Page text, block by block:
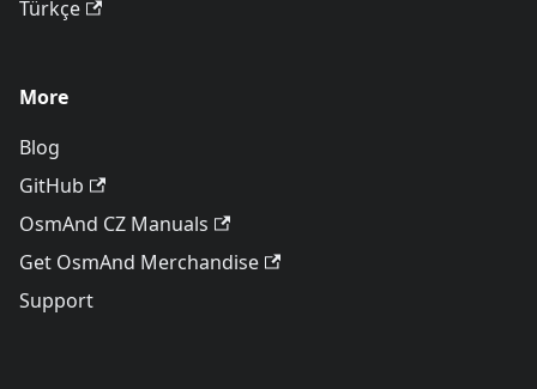
Türkçe
More
Blog
GitHub
OsmAnd CZ Manuals
Get OsmAnd Merchandise
Support